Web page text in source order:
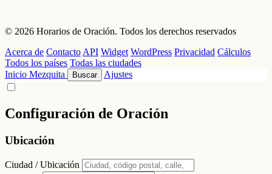
© 2026 Horarios de Oración. Todos los derechos reservados
Acerca de ContactoAPI Widget WordPress Privacidad Cálculos
Todos los países Todas las ciudades
Inicio Mezquita Buscar Ajustes
Configuración de Oración
Ubicación
Ciudad / Ubicación